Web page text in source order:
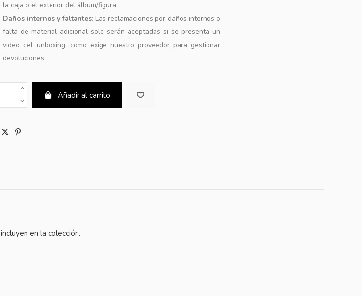
la caja o el exterior del álbum/figura.
Daños internos y faltantes: Las reclamaciones por daños internos o
falta de material adicional solo serán aceptadas si se presenta un
video del unboxing, como exige nuestro proveedor para gestionar
devoluciones.
Añadir al carrito
en la colección.